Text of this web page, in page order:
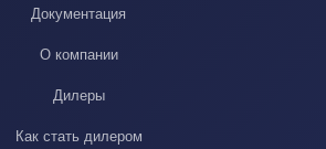
Документация
О компании
Дилеры
Как стать дилером